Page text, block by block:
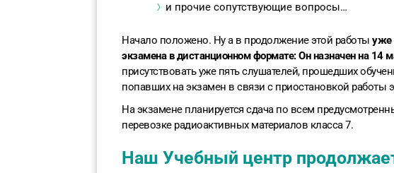
и прочие сопутствующие вопросы…
Начало положено. Ну а в продолжение этой работы уже
экзамена в дистанционном формате: Он назначен на 14
присутствовать уже пять слушателей, прошедших
попавших на экзамен в связи с приостановкой работы
На экзамене планируется сдача по всем
перевозке радиоактивных материалов класса 7.
Наш Учебный центр